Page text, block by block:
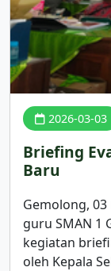
2026-03-03
Briefing
Baru
Gemolong,
guru SMAN 1
kegiatan
oleh Kepala